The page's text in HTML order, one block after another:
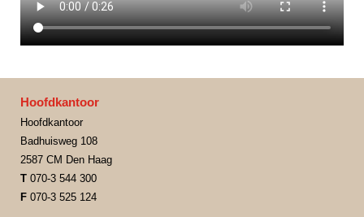
Hoofdkantoor
Hoofdkantoor
Badhuisweg 108
2587 CM Den Haag
T 070-3 544 300
F 070-3 525 124